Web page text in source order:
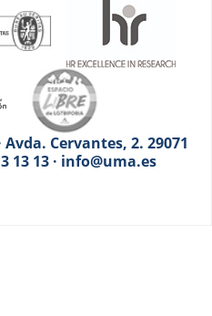
Cervantes, 2. 29071
13 13 · info@uma.es